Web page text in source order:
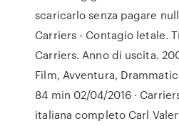
scaricarlo senza pagare
Carriers - Contagio letale.
Carriers. Anno di uscita.
Film, Avventura,
84 min 02/04/2016 ·
italiana completo Carl